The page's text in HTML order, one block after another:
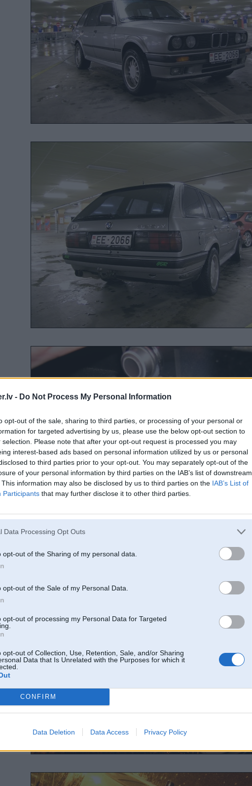
- Do Not Process My Personal Information
opt-out of the sale, sharing to third parties, or processing of your personal or
for targeted advertising by us, please use the below opt-out section to
selection. Please note that after your opt-out request is processed you may
interest-based ads based on personal information utilized by us or personal
to third parties prior to your opt-out. You may separately opt-out of the
of your personal information by third parties on the IAB’s list of downstream
information may also be disclosed by us to third parties on the IAB’s List of
Participants that may further disclose it to other third parties.
Data Processing Opt Outs
opt-out of the Sharing of my personal data.
opt-out of the Sale of my Personal Data.
opt-out of processing my Personal Data for Targeted
opt-out of Collection, Use, Retention, Sale, and/or Sharing
Data that Is Unrelated with the Purposes for which it
CONFIRM
Data Deletion Data Access Privacy Policy
Man gan tas auto izkārtojums ne visai, bet lai jau